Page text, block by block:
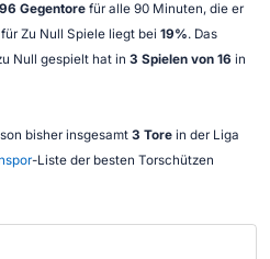
Gegentorefür alle 90 Minuten, die er
Zu Null Spiele liegt bei 19%. Das
Null gespielt hat in 3 Spielen von 16 in
bisher insgesamt 3 Torein der Liga
-Liste der besten Torschützen